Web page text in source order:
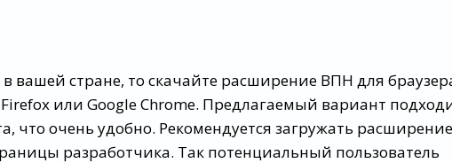
вашей стране, то скачайте расширение ВПН для
или Google Chrome. Предлагаемый вариант
что очень удобно. Рекомендуется загружать расширение
разработчика. Так потенциальный пользователь